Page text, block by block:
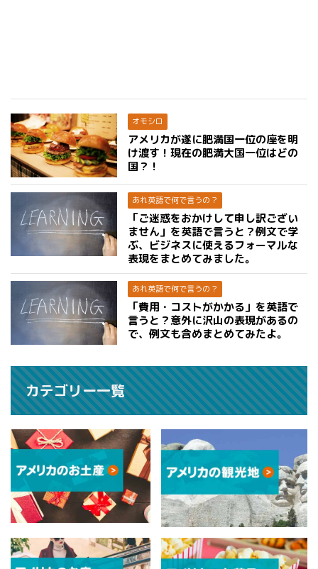
オモシロ
アメリカが遂に肥満国一位の座を明
け渡す！現在の肥満大国一位はどの
国？！
あれ英語で何で言うの？
「ご迷惑をおかけして申し訳ござい
ません」を英語で言うと？例文で学
ぶ、ビジネスに使えるフォーマルな
表現をまとめてみました。
あれ英語で何で言うの？
「費用・コストがかかる」を英語で
言うと？意外に沢山の表現があるの
で、例文も含めまとめてみたよ。
カテゴリー一覧